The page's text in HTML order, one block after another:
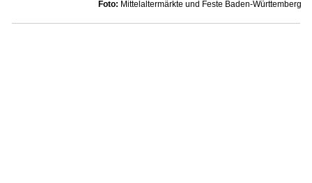
Foto: Mittelaltermärkte und Feste Baden-Württemberg